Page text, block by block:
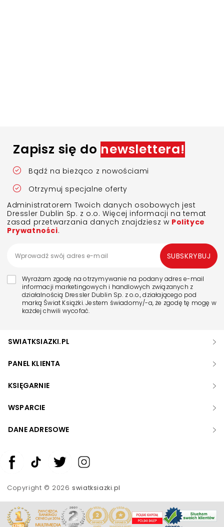
Zapisz się do newslettera!
Bądź na bieżąco z nowościami
Otrzymuj specjalne oferty
Administratorem Twoich danych osobowych jest
Dressler Dublin Sp. z o.o. Więcej informacji na temat
zasad przetwarzania danych znajdziesz w Polityce
Prywatności.
Wyrażam zgodę na otrzymywanie na podany adres e-mail
informacji marketingowych i handlowych związanych z
działalnością Dressler Dublin Sp. z o.o., działającego pod
marką Świat Książki. Jestem świadomy/-a, że zgodę tę mogę w
każdej chwili wycofać.
SUBSKRYBUJ
SWIATKSIAZKI.PL
PANEL KLIENTA
KSIĘGARNIE
WSPARCIE
DANE ADRESOWE
Copyright © 2026swiatksiazki.pl
Zwiększ rozmiar czcionki
Skala szarości